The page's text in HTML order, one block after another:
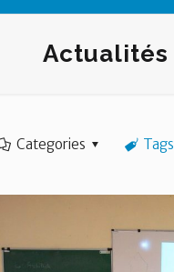
Actualités
Categories Tags